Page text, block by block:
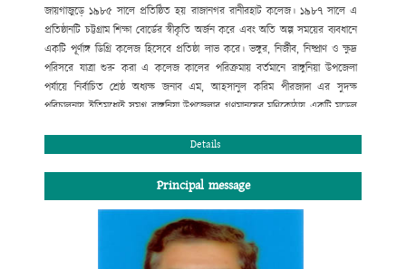
জায়গাজুড়ে ১৯৮৫ সালে প্রতিষ্ঠিত হয় রাজানগর রানীরহাট কলেজ। ১৯৮৭ সালে এ
প্রতিষ্ঠানটি চট্টগ্রাম শিক্ষা বোর্ডের স্বীকৃতি অর্জন করে এবং অতি অল্প সময়ের ব্যবধানে
একটি পূর্ণাঙ্গ ডিগ্রি কলেজ হিসেবে প্রতিষ্ঠা লাভ করে। ভঙ্গুর, নির্জীব, নিষ্প্রাণ ও ক্ষুদ্র
পরিসরে যাত্রা শুরু করা এ কলেজ কালের পরিক্রমায় বর্তমানে রাঙ্গুনিয়া উপজেলা
পর্যায়ে নির্বাচিত শ্রেষ্ঠ অধ্যক্ষ জনাব এম, আহসানুল করিম পীরজাদা এর সুদক্ষ
পরিচালনায় ইতিমধ্যেই সমগ্র রাঙ্গুনিয়া উপজেলার গণমানুষের মণিকোঠায় একটি মডেল
পরিবেশ এখানে রচিত হয়েছে বহু মানুষের ত্যাগে, শ্রমে ও মেধায়। বোর্ড ও
প্রমাণ আমরা প্রতিনিয়ত পাচ্ছি। তাই দেশ ও দশের কল্যাণব্রতে স্নিগ্ধ মানব সন্তান
আমাদের আজ একান্তভাবে কাম্য। তারাই গড়বে আমাদের কাঙ্খিত সোনার বাংলাদেশ।
শিক্ষা আজ পণ্যে রূপান্তরিত হয়েছে। অনেক প্রতিষ্ঠান ডিগ্রি বিক্রি করে মুনাফা লুটে
চলেছে। মুক্তবাজার অর্থনীতি ও বিশ্বায়নের যুগে শিক্ষা প্রতিষ্ঠানের আদর্শে অনড় থেকে
নানা প্রতিযোগিতার মধ্য দিয়ে আমরা নিজের ভিত মজবুত রাখবো; এ অঙ্গীকারে আমরা
Details
Principal message